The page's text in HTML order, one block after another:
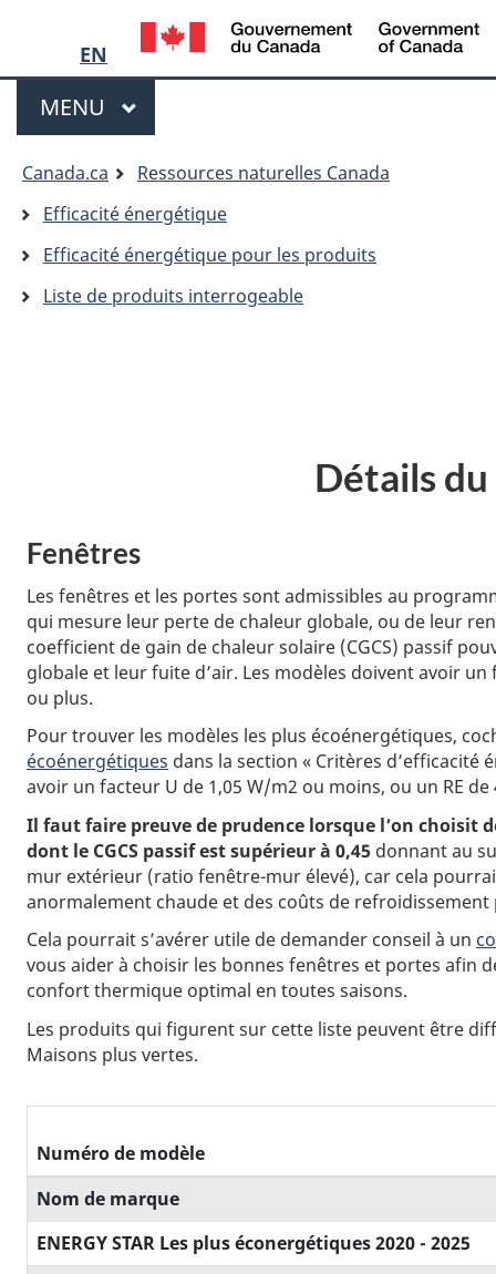
Language
selection
EN
Menu
MENU PRINCIPAL
Vous
êtes
ici:
Canada.ca
Ressources naturelles Canada
Efficacité énergétique
Efficacité énergétique pour les produits
Liste de produits interrogeable
Détails
Fenêtres
Les fenêtres et les portes sont admissibles au
qui mesure leur perte de chaleur globale, ou de leur
coefficient de gain de chaleur solaire (CGCS) passif
globale et leur fuite d’air. Les modèles doivent avoir
ou plus.
Pour trouver les modèles les plus écoénergétiques,
écoénergétiques dans la section « Critères d’efficacité
avoir un facteur U de 1,05 W/m2 ou moins, ou un RE de
Il faut faire preuve de prudence lorsque l’on choisit
dont le CGCS passif est supérieur à 0,45 donnant au
mur extérieur (ratio fenêtre-mur élevé), car cela
anormalement chaude et des coûts de refroidissement
Cela pourrait s’avérer utile de demander conseil à un
vous aider à choisir les bonnes fenêtres et portes afin
confort thermique optimal en toutes saisons.
Les produits qui figurent sur cette liste peuvent être
Maisons plus vertes.
Numéro de modèle
Nom de marque
ENERGY STAR Les plus éconergétiques 2020 - 2025